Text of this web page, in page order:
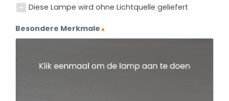
Diese Lampe wird ohne Lichtquelle geliefert
Besondere Merkmale